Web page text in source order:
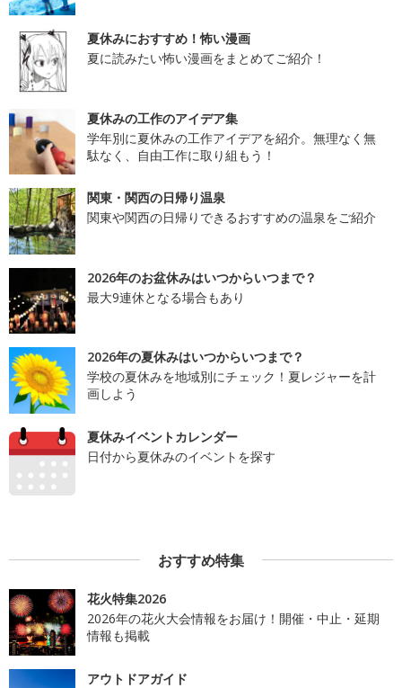
夏休みにおすすめ！怖い漫画
夏に読みたい怖い漫画をまとめてご紹介！
夏休みの工作のアイデア集
学年別に夏休みの工作アイデアを紹介。無理なく無
駄なく、自由工作に取り組もう！
関東・関西の日帰り温泉
関東や関西の日帰りできるおすすめの温泉をご紹介
2026年のお盆休みはいつからいつまで？
最大9連休となる場合もあり
2026年の夏休みはいつからいつまで？
学校の夏休みを地域別にチェック！夏レジャーを計
画しよう
夏休みイベントカレンダー
日付から夏休みのイベントを探す
おすすめ特集
花火特集2026
2026年の花火大会情報をお届け！開催・中止・延期
情報も掲載
アウトドアガイド